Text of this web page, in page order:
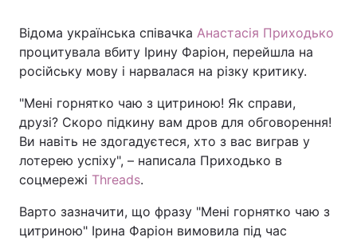
Відома українська співачка Анастасія Приходько
процитувала вбиту Ірину Фаріон, перейшла на
російську мову і нарвалася на різку критику.
"Мені горнятко чаю з цитриною! Як справи,
друзі? Скоро підкину вам дров для обговорення!
Ви навіть не здогадуєтеся, хто з вас виграв у
лотерею успіху", – написала Приходько в
соцмережі Threads.
Варто зазначити, що фразу "Мені горнятко чаю з
цитриною" Ірина Фаріон вимовила під час